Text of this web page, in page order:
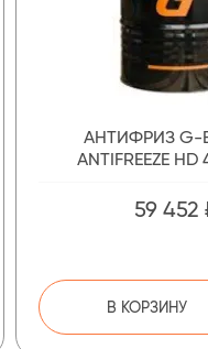
АНТИФРИЗ G-
ANTIFREEZE
59 452
В КОРЗИНУ